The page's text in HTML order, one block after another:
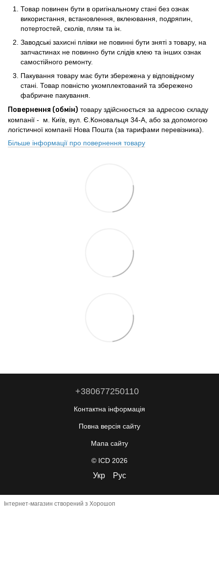
Товар повинен бути в оригінальному стані без ознак
використання, встановлення, вклеювання, подряпин,
потертостей, сколів, плям та ін.
Заводські захисні плівки не повинні бути зняті з товару, на
запчастинах не повинно бути слідів клею та інших ознак
самостійного ремонту.
Пакування товару має бути збережена у відповідному
стані. Товар повністю укомплектований та збережено
фабричне пакування.
Повернення (обмін) товару здійснюється за адресою складу
компанії - м. Київ, вул. Є.Коновальця 34-А, або за допомогою
логістичної компанії Нова Пошта (за тарифами перевізника).
Більше інформації про повернення товару
+380677250110
Контактна інформація
Повна версія сайту
Мапа сайту
© ICD 2026
Укр Рус
Інтернет-магазин створений з Хорошоп